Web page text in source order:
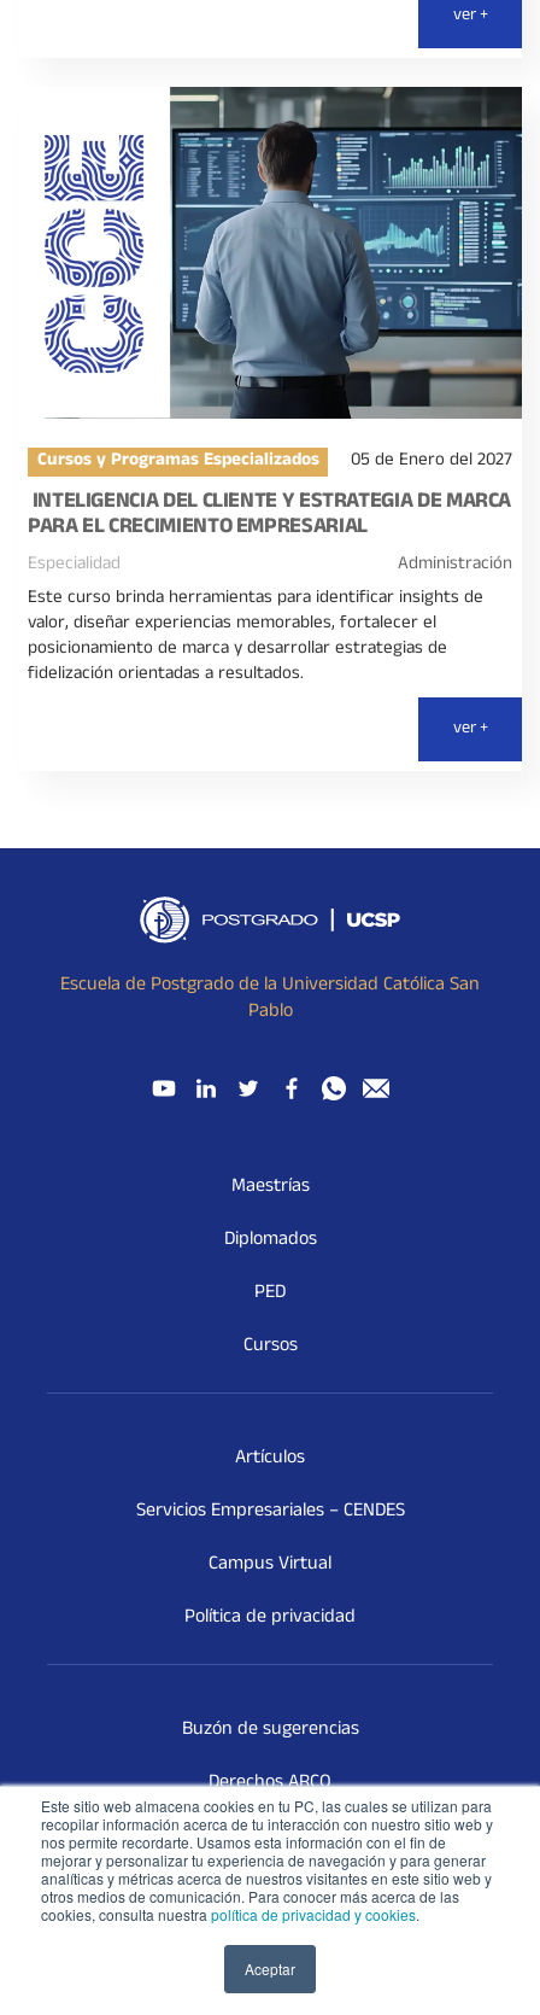
Este sitio web almacena cookies en tu PC, las cuales se utilizan para
recopilar información acerca de tu interacción con nuestro sitio web y
nos permite recordarte. Usamos esta información con el fin de
mejorar y personalizar tu experiencia de navegación y para generar
analíticas y métricas acerca de nuestros visitantes en este sitio web y
otros medios de comunicación. Para conocer más acerca de las
cookies, consulta nuestra política de privacidad y cookies.
Aceptar
ver +
Cursos y Programas Especializados 05 de Enero del 2027
INTELIGENCIA DEL CLIENTE Y ESTRATEGIA DE MARCA
PARA EL CRECIMIENTO EMPRESARIAL
Especialidad
Administración
Este curso brinda herramientas para identificar insights de
valor, diseñar experiencias memorables, fortalecer el
posicionamiento de marca y desarrollar estrategias de
fidelización orientadas a resultados.
ver +
Escuela de Postgrado de la Universidad Católica San
Pablo
Maestrías
Diplomados
PED
Cursos
Artículos
Servicios Empresariales – CENDES
Campus Virtual
Política de privacidad
Buzón de sugerencias
Derechos ARCO
Terceros Vinculados
Libro de reclamaciones
COPYRIGHT © 2026 Universidad Católica San Pablo - RUC: 20327998413